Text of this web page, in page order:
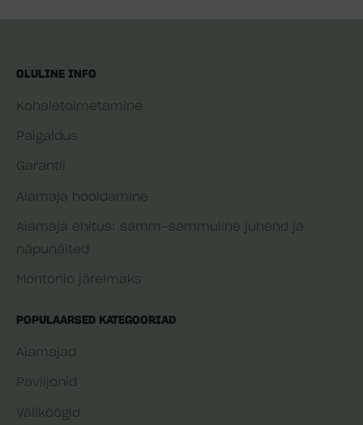
OLULINE INFO
Kohaletoimetamine
Paigaldus
Garantii
Aiamaja hooldamine
Aiamaja ehitus: samm-sammuline juhend ja
näpunäited
Montonio järelmaks
POPULAARSED KATEGOORIAD
Aiamajad
Paviljonid
Väliköögid